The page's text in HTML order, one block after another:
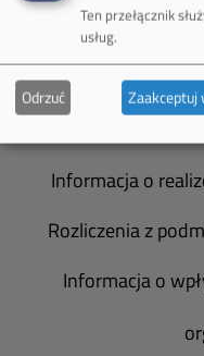
Informacja o
Rozliczenia z
Informacja o
Ten przełącznik
usług.
Odrzuć Zaakceptuj